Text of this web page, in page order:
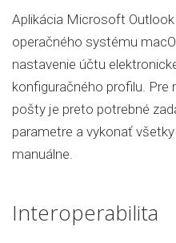
Aplikácia Microsoft
operačného systému
nastavenie účtu
konfiguračného profilu. Pre
pošty je preto potrebné
parametre a vykonať
manuálne.
Interoperabilita